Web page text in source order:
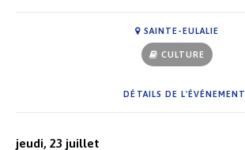
SAINTE-EULALIE
CULTURE
DÉTAILS DE L'ÉVÉNEMENT
jeudi, 23 juillet